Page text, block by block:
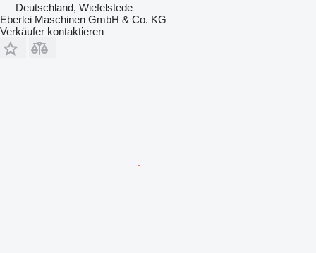
Deutschland, Wiefelstede
Eberlei Maschinen GmbH & Co. KG
Verkäufer kontaktieren